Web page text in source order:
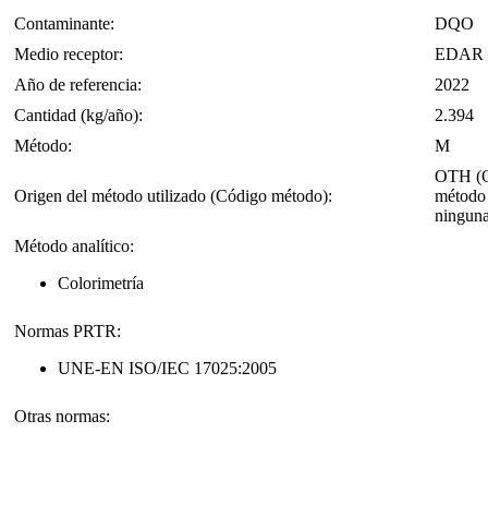
Contaminante:
DQO
Medio receptor:
EDAR
Año de referencia:
2022
Cantidad (kg/año):
2.394
Método:
M
Origen del método utilizado (Código método):
OTH
Método analítico:
Colorimetría
Normas PRTR:
UNE-EN ISO/IEC 17025:2005
Otras normas: